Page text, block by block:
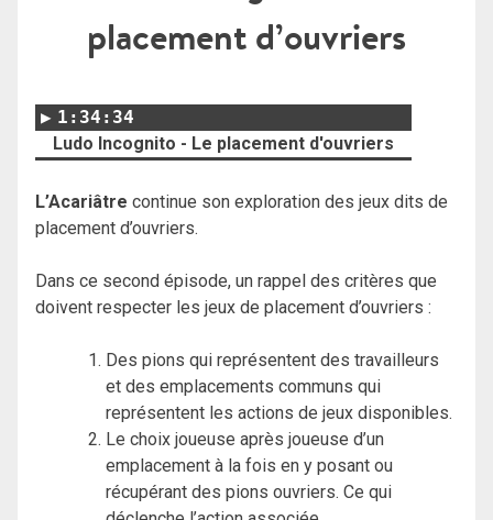
placement d’ouvriers
1:34:34
Ludo Incognito - Le placement d'ouvriers
L’Acariâtre continue son exploration des jeux dits de
placement d’ouvriers.
Dans ce second épisode, un rappel des critères que
doivent respecter les jeux de placement d’ouvriers :
Des pions qui représentent des travailleurs
et des emplacements communs qui
représentent les actions de jeux disponibles.
Le choix joueuse après joueuse d’un
emplacement à la fois en y posant ou
récupérant des pions ouvriers. Ce qui